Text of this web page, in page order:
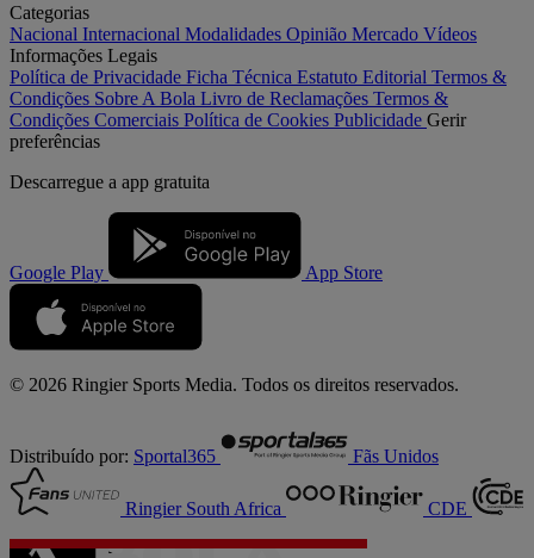
Categorias
Nacional Internacional Modalidades Opinião Mercado Vídeos
Informações Legais
Política de Privacidade Ficha Técnica Estatuto Editorial Termos &
Condições Sobre A Bola Livro de Reclamações Termos &
Condições Comerciais Política de Cookies Publicidade Gerir
preferências
Descarregue a app gratuita
Google Play App Store
© 2026 Ringier Sports Media. Todos os direitos reservados.
Distribuído por: Sportal365 Fãs Unidos
Ringier South Africa CDE